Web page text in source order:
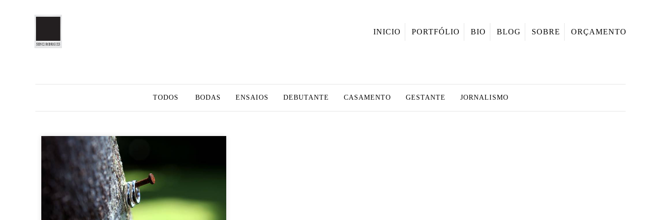
INICIO PORTFÓLIO BIO BLOG SOBRE ORÇAMENTO
TODOS BODAS ENSAIOS DEBUTANTE CASAMENTO GESTANTE JORNALISMO